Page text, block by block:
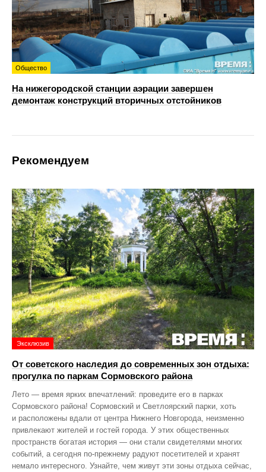
Общество
На нижегородской станции аэрации завершен
демонтаж конструкций вторичных отстойников
Рекомендуем
Эксклюзив
От советского наследия до современных зон отдыха:
прогулка по паркам Сормовского района
Лето — время ярких впечатлений: проведите его в парках
Сормовского района! Сормовский и Светлоярский парки, хоть
и расположены вдали от центра Нижнего Новгорода, неизменно
привлекают жителей и гостей города. У этих общественных
пространств богатая история — они стали свидетелями многих
событий, а сегодня по‑прежнему радуют посетителей и хранят
немало интересного. Узнайте, чем живут эти зоны отдыха сейчас,